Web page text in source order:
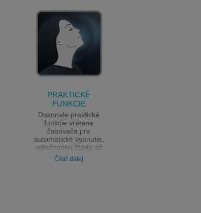
PRAKTICKÉ
FUNKCIE
Dokonale praktické
funkcie vrátane
časovača pre
automatické vypnutie,
odloženého štartu až
o 8 hodín a kontrolky
potrebnej výmeny
Čítať ďalej